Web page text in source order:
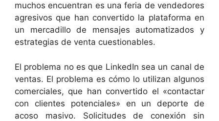
muchos encuentran es una feria de vendedores
agresivos que han convertido la plataforma en
un mercadillo de mensajes automatizados y
estrategias de venta cuestionables.
El problema no es que LinkedIn sea un canal de
ventas. El problema es cómo lo utilizan algunos
comerciales, que han convertido el «contactar
con clientes potenciales» en un deporte de
acoso masivo. Solicitudes de conexión sin